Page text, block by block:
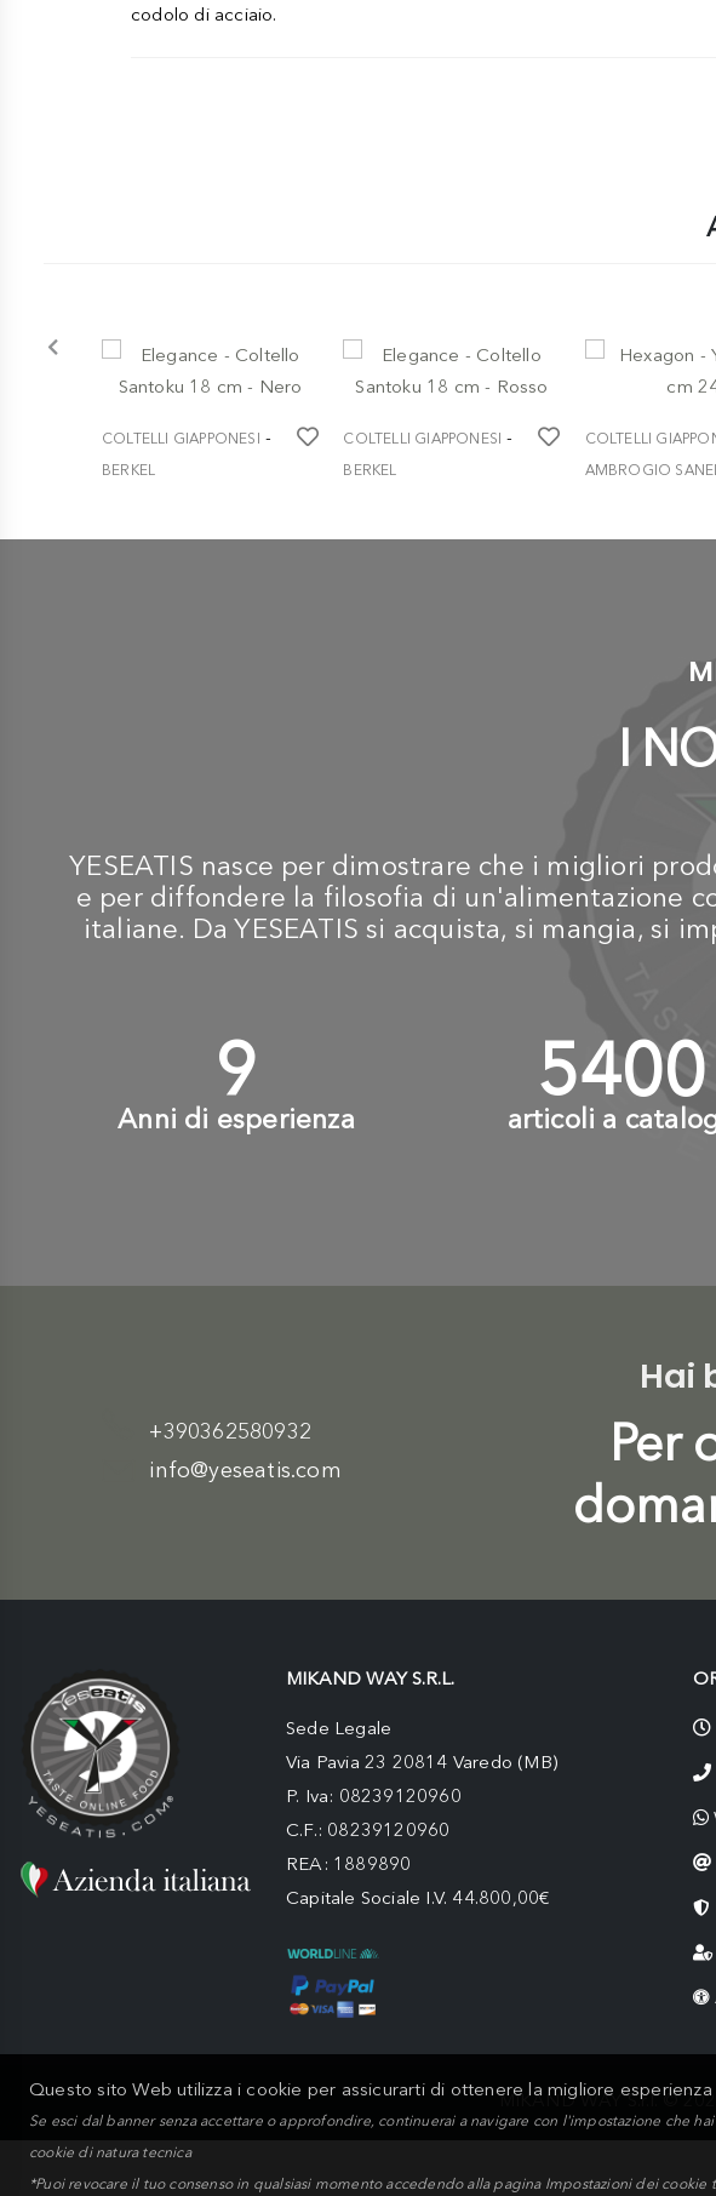
codolo di acciaio.
COLTELLI GIAPPONESI -
BERKEL
€ 119,00
COLTELLI GIAPPONESI -
BERKEL
€ 119,00
COLTELLI
AMBROGIO
€ 71,90
I
YESEATIS nasce per dimostrare che i migliori
e per diffondere la filosofia di un'alimentazione
italiane. Da YESEATIS si acquista, si mangia, si
10+
Anni di esperienza
6000+
articoli a
+390362580932
info@yeseatis.com
Hai
Per
MIKAND WAY S.R.L.
Sede Legale
Via Pavia 23 20814 Varedo (MB)
P. Iva: 08239120960
C.F.: 08239120960
REA: 1889890
Capitale Sociale I.V. 44.800,00€
MIKAND WAY S.r.l. ©
Questo sito Web utilizza i cookie per assicurarti di ottenere la migliore
Se esci dal banner senza accettare o approfondire, continuerai a navigare con l'impostazione che
cookie di natura tecnica
*Puoi revocare il tuo consenso in qualsiasi momento accedendo alla pagina Impostazioni dei